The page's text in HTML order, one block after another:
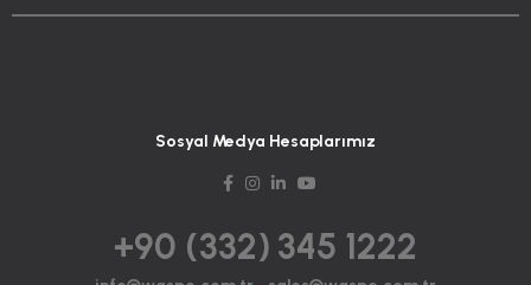
Sosyal Medya Hesaplarımız
+90 (332) 345 1222